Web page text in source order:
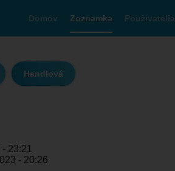
Domov Zoznamka Používatelia
Handlová
23:21
- 20:26